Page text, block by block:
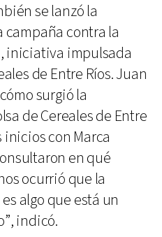
se lanzó la
contra la
iniciativa impulsada
de Entre Ríos. Juan
surgió la
de Cereales de Entre
inicios con Marca
en qué
ocurrió que la
algo que está un
indicó.